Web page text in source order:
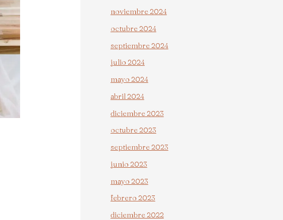
noviembre 2024
octubre 2024
septiembre 2024
julio 2024
mayo 2024
abril 2024
diciembre 2023
octubre 2023
septiembre 2023
junio 2023
mayo 2023
febrero 2023
diciembre 2022